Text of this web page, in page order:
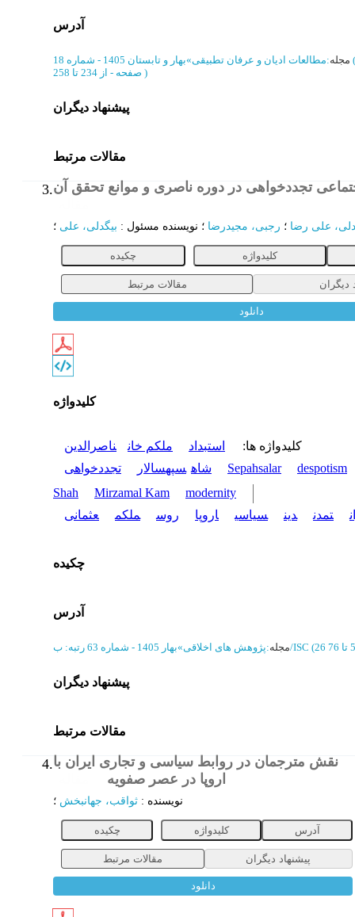
آدرس
مجله:مطالعات ادیان و عرفان تطبیقی»بهار و تابستان 1405 - شماره 18
صفحه - )
پیشنهاد دیگران
مقالات مرتبط
3.تجددخواهی در دوره ناصری و موانع تحقق آن
علی رضا ؛ رجبی، مجیدرضا ؛ نویسنده مسئول : بیگدلی، علی ؛
چکیده کلیدواژه
مقالات مرتبط دیگران
دانلود
کلیدواژه
کلیدواژه ها: استبداد ملکم خان
ناصرالدین
شاه سپهسالار تجددخواهی Sepahsalar
despotism
Shah
Mirzamal Kam
modernity
تمدن دین سیاسی اروپا روس ملکم عثمانی
چکیده
آدرس
مجله:پژوهش های اخلاقی»بهار 1405 - شماره 63 رتبه: ب/ISC
پیشنهاد دیگران
مقالات مرتبط
4.نقش مترجمان در روابط سیاسی و تجاری ایران با
اروپا در عصر صفویه
نویسنده : ثواقب، جهانبخش ؛
چکیده کلیدواژه آدرس
مقالات مرتبط پیشنهاد دیگران
دانلود